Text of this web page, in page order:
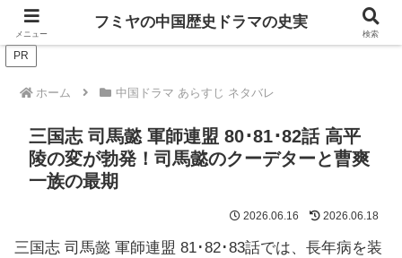
ドラマは歴史を知るともっと面白い！
PR
ホーム 中国ドラマ あらすじ ネタバレ
三国志 司馬懿 軍師連盟 80･81･82話 高平
陵の変が勃発！司馬懿のクーデターと曹爽
一族の最期
2026.06.16 2026.06.18
三国志 司馬懿 軍師連盟 81･82･83話では、長年病を装
メニュー
フミヤの中国歴史ドラマの史実
検索